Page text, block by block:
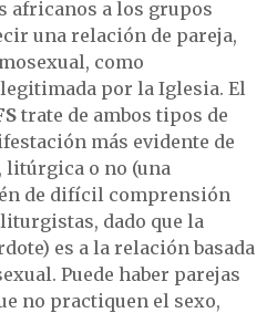
africanos a los grupos
una relación de pareja,
como
por la Iglesia. El
trate de ambos tipos de
más evidente de
litúrgica o no (una
de difícil comprensión
dado que la
es a la relación basada
Puede haber parejas
no practiquen el sexo,